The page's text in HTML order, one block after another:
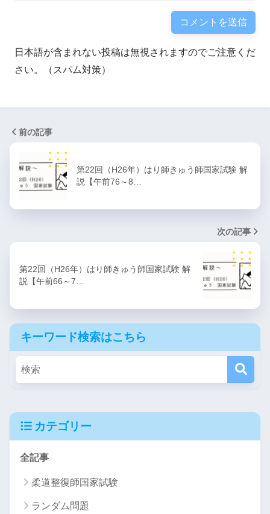
日本語が含まれない投稿は無視されますのでご注意くだ
さい。（スパム対策）
前の記事
第22回（H26年）はり師きゅう師国家試験 解
説【午前76～8…
次の記事
第22回（H26年）はり師きゅう師国家試験 解
説【午前66～7…
キーワード検索はこちら
カテゴリー
全記事
柔道整復師国家試験
ランダム問題